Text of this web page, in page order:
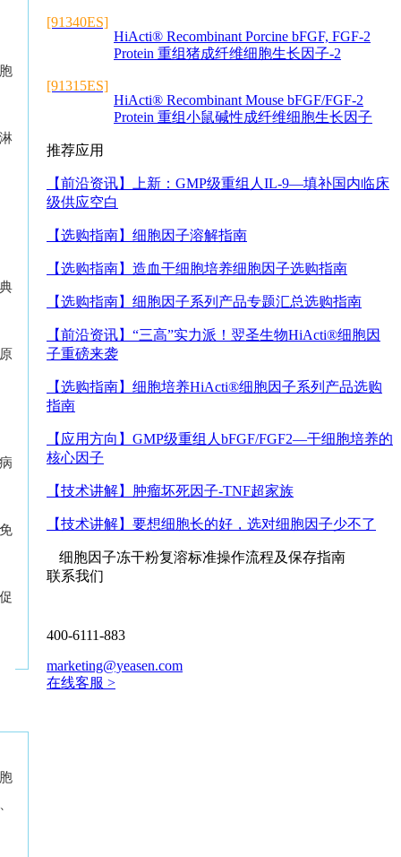
[91340ES]
HiActi® Recombinant Porcine bFGF, FGF-2
Protein 重组猪成纤维细胞生长因子-2
[91315ES]
HiActi® Recombinant Mouse bFGF/FGF-2
Protein 重组小鼠碱性成纤维细胞生长因子
推荐应用
【前沿资讯】
上新：GMP级重组人IL-9—填补国内临床
级供应空白
【选购指南】 细胞因子溶解指南
【选购指南】 造血干细胞培养细胞因子选购指南
【选购指南】 细胞因子系列产品专题汇总选购指南
【前沿资讯】 “三高”实力派！翌圣生物HiActi®细胞因
子重磅来袭
【选购指南】 细胞培养HiActi®细胞因子系列产品选购
指南
【应用方向】 GMP级重组人bFGF/FGF2—干细胞培养的
核心因子
【技术讲解】 肿瘤坏死因子-TNF超家族
【技术讲解】 要想细胞长的好，选对细胞因子少不了
细胞因子冻干粉复溶标准操作流程及保存指南
联系我们
400-6111-883
marketing@yeasen.com
在线客服 >